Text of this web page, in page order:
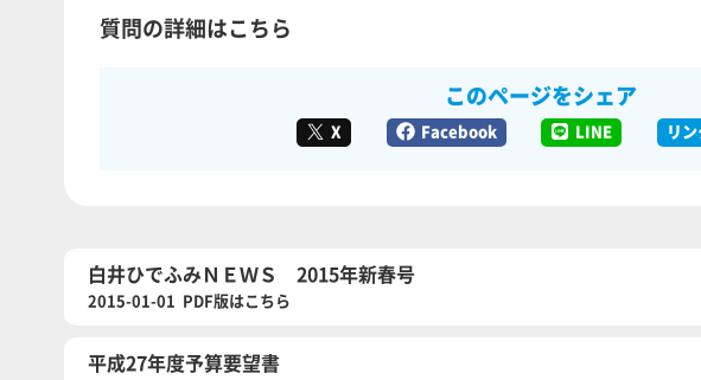
質問の詳細はこちら
このページをシェア
X Facebook LINE リ
白井ひでふみＮＥＷＳ 2015年新春号
2015-01-01 PDF版はこちら
平成27年度予算要望書